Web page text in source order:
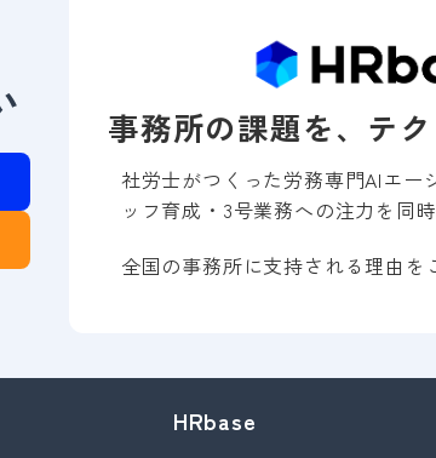
事務所の課題を、テ
社労士がつくった労務専門AIエー
ッフ育成・3号業務への注力を同時
全国の事務所に支持される理由を
HRbase